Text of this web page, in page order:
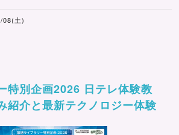
08(土)
特別企画2026 日テレ体験教
介と最新テクノロジー体験